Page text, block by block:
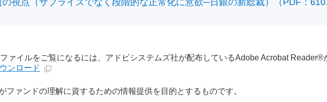
ァイルをご覧になるには、アドビシステムズ社が配布しているAdobe Acrobat Reader®
ンロード
ファンドの理解に資するための情報提供を目的とするものです。